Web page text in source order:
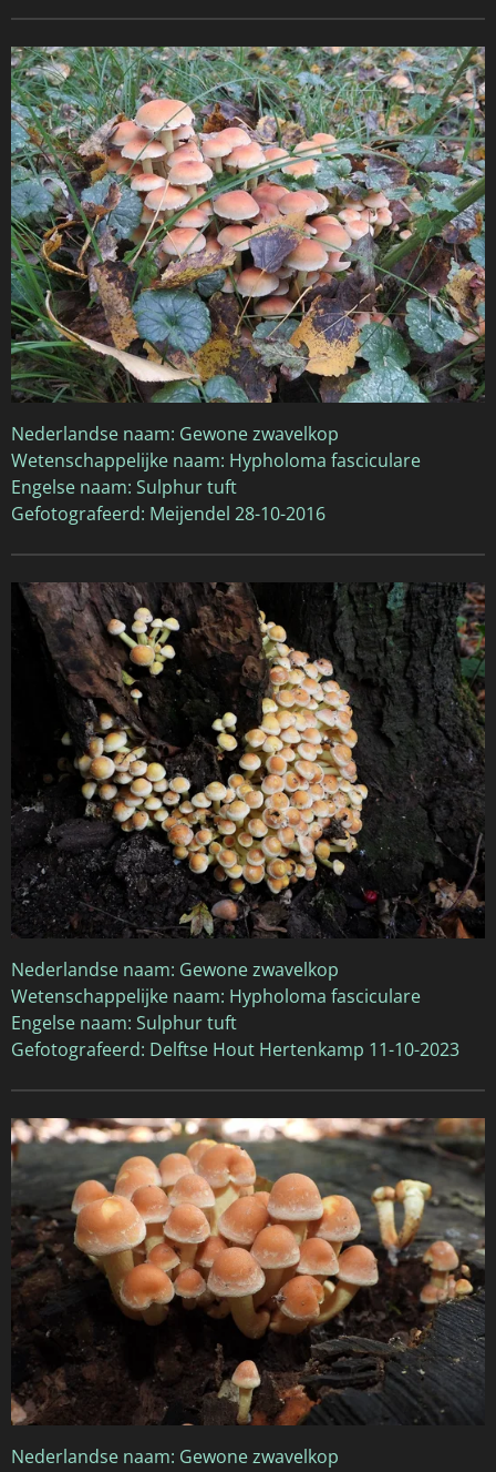
Nederlandse naam: Gewone zwavelkop
Wetenschappelijke naam: Hypholoma fasciculare
Engelse naam: Sulphur tuft
Gefotografeerd: Meijendel 28-10-2016
Nederlandse naam: Gewone zwavelkop
Wetenschappelijke naam: Hypholoma fasciculare
Engelse naam: Sulphur tuft
Gefotografeerd: Delftse Hout Hertenkamp 11-10-2023
Nederlandse naam: Gewone zwavelkop